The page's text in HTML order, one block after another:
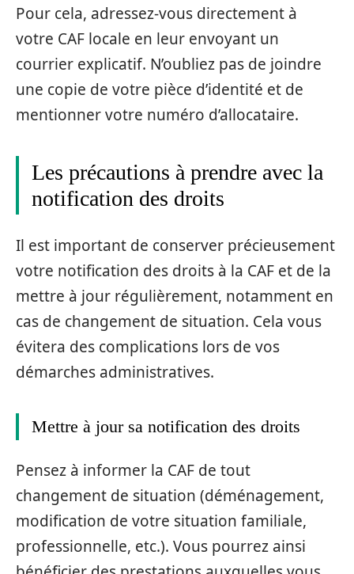
Pour cela, adressez-vous directement à
votre CAF locale en leur envoyant un
courrier explicatif. N’oubliez pas de joindre
une copie de votre pièce d’identité et de
mentionner votre numéro d’allocataire.
Les précautions à prendre avec la
notification des droits
Il est important de conserver précieusement
votre notification des droits à la CAF et de la
mettre à jour régulièrement, notamment en
cas de changement de situation. Cela vous
évitera des complications lors de vos
démarches administratives.
Mettre à jour sa notification des droits
Pensez à informer la CAF de tout
changement de situation (déménagement,
modification de votre situation familiale,
professionnelle, etc.). Vous pourrez ainsi